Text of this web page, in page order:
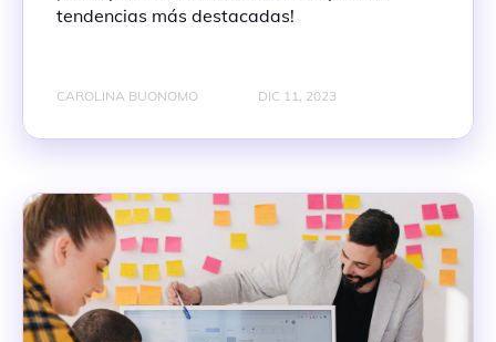
tendencias más destacadas!
CAROLINA BUONOMO DIC 11, 2023